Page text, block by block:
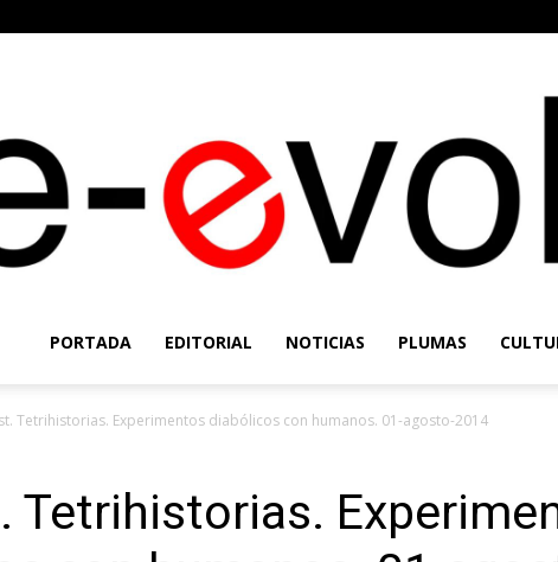
Evolución
PORTADA EDITORIAL NOTICIAS PLUMAS
Tetrihistorias. Experimentos diabólicos con humanos. 01-agosto-2014
Tetrihistorias.